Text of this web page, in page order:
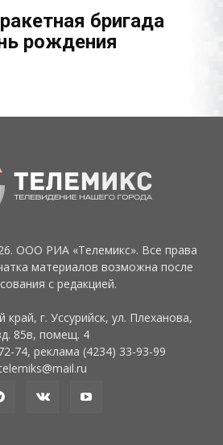
бригада
рождения
ООО РИА «Телемикс». Все права
материалов возможна после
с редакцией.
край, г. Уссурийск, ул. Плеханова,
85в, помещ. 4
74, реклама (4234) 33-93-99